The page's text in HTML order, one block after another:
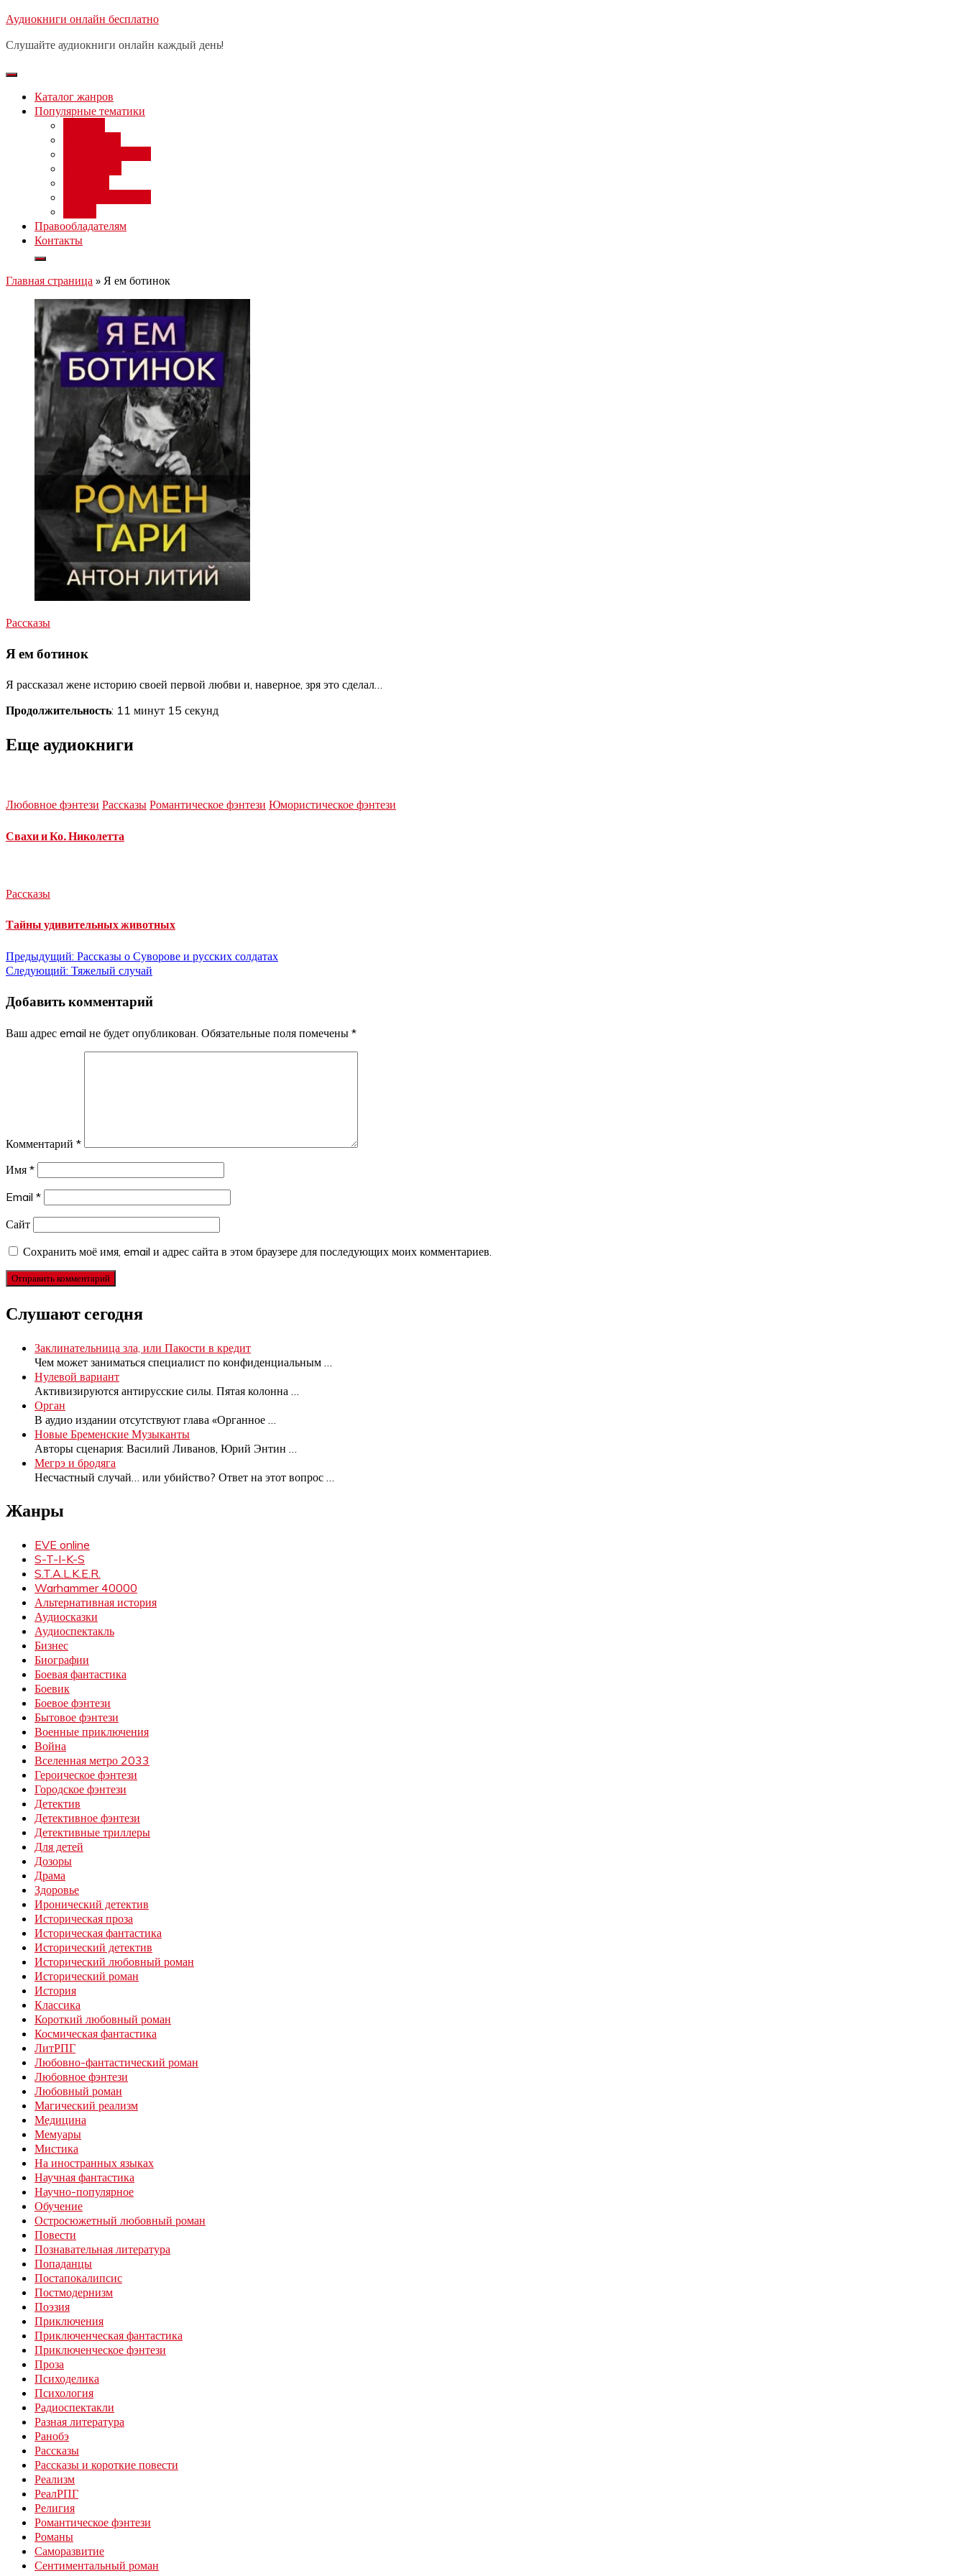
Перейти
содержимому
Аудиокниги онлайн бесплатно
Слушайте аудиокниги онлайн каждый день!
Каталог жанров
Популярные тематики
Правообладателям
Контакты
Главная страница » Я ем ботинок
Рассказы
Я ем ботинок
Я рассказал жене историю своей первой любви и, наверное, зря это сделал…
Продолжительность: 11 минут 15 секунд
Еще аудиокниги
Любовное фэнтези Рассказы Романтическое фэнтези Юмористическое фэнтези
Свахи и Ко. Николетта
Рассказы
Тайны удивительных животных
Навигация
записям
Предыдущий: Рассказы о Суворове и русских солдатах
Следующий: Тяжелый случай
Добавить комментарий
Ваш адрес email не будет опубликован. Обязательные поля помечены *
Комментарий *
Имя *
Email *
Сайт
Сохранить моё имя, email и адрес сайта в этом браузере для последующих моих комментариев.
Слушают сегодня
Заклинательница зла, или Пакости в кредит
Чем может заниматься специалист по конфиденциальным
Нулевой вариант
Активизируются антирусские силы. Пятая колонна
Орган
В аудио издании отсутствуют глава «Органное
Новые Бременские Музыканты
Авторы сценария: Василий Ливанов, Юрий Энтин
Мегрэ и бродяга
Несчастный случай… или убийство? Ответ на этот вопрос
Жанры
EVE online
S-T-I-K-S
S.T.A.L.K.E.R.
Warhammer 40000
Альтернативная история
Аудиосказки
Аудиоспектакль
Бизнес
Биографии
Боевая фантастика
Боевик
Боевое фэнтези
Бытовое фэнтези
Военные приключения
Война
Вселенная метро 2033
Героическое фэнтези
Городское фэнтези
Детектив
Детективное фэнтези
Детективные триллеры
Для детей
Дозоры
Драма
Здоровье
Иронический детектив
Историческая проза
Историческая фантастика
Исторический детектив
Исторический любовный роман
Исторический роман
История
Классика
Короткий любовный роман
Космическая фантастика
ЛитРПГ
Любовно-фантастический роман
Любовное фэнтези
Любовный роман
Магический реализм
Медицина
Мемуары
Мистика
На иностранных языках
Научная фантастика
Научно-популярное
Обучение
Остросюжетный любовный роман
Повести
Познавательная литература
Попаданцы
Постапокалипсис
Постмодернизм
Поэзия
Приключения
Приключенческая фантастика
Приключенческое фэнтези
Проза
Психоделика
Психология
Радиоспектакли
Разная литература
Ранобэ
Рассказы
Рассказы и короткие повести
Реализм
РеалРПГ
Религия
Романтическое фэнтези
Романы
Саморазвитие
Сентиментальный роман